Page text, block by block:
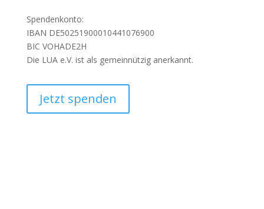
Spendenkonto:
IBAN DE50251900010441076900
BIC VOHADE2H
Die LUA e.V. ist als gemeinnützig anerkannt.
Jetzt spenden